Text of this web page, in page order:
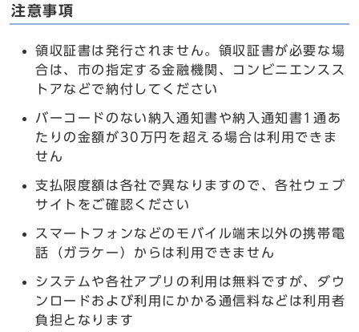
注意事項
領収証書は発行されません。領収証書が必要な場
合は、市の指定する金融機関、コンビニエンスス
トアなどで納付してください
バーコードのない納入通知書や納入通知書1通あ
たりの金額が30万円を超える場合は利用できま
せん
支払限度額は各社で異なりますので、各社ウェブ
サイトをご確認ください
スマートフォンなどのモバイル端末以外の携帯電
話（ガラケー）からは利用できません
システムや各社アプリの利用は無料ですが、ダウ
ンロードおよび利用にかかる通信料などは利用者
負担となります